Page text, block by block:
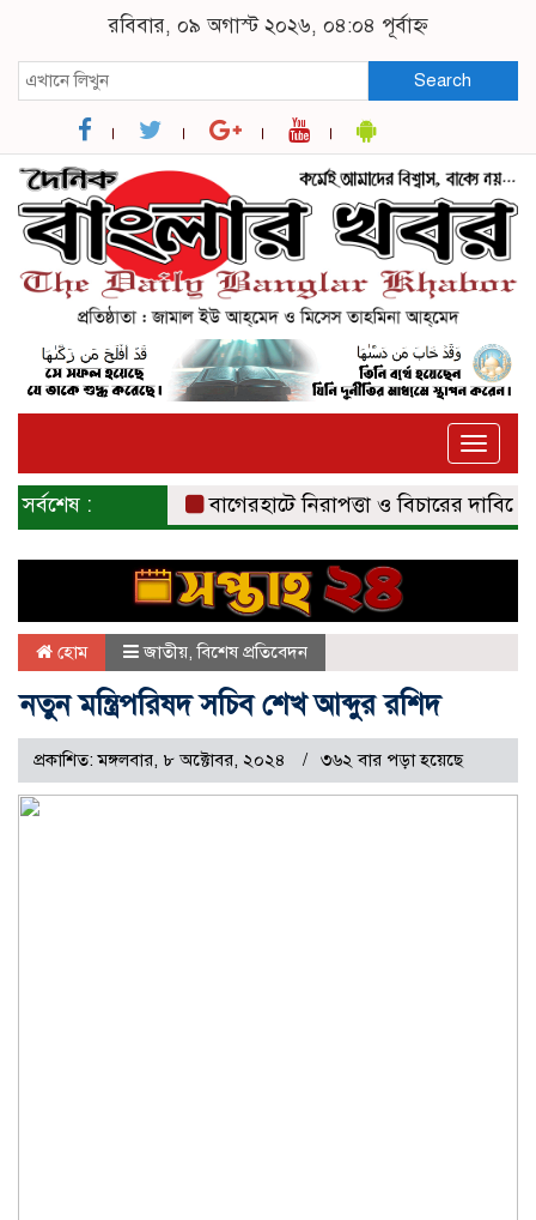
রবিবার, ০৯ অগাস্ট ২০২৬, ০৪:০৪ পূর্বাহ্ন
Search
Toggle
সর্বশেষ : বাগেরহাটে নিরাপত্তা ও বিচারের দাবিতে
হোম জাতীয়,বিশেষ প্রতিবেদন
নতুন মন্ত্রিপরিষদ সচিব শেখ আব্দুর রশিদ
প্রকাশিত: মঙ্গলবার, ৮ অক্টোবর, ২০২৪ ৩৬২ বার পড়া হয়েছে